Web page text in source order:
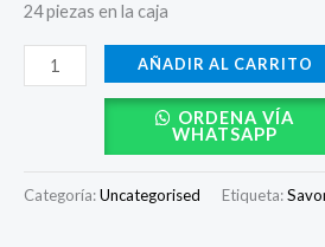
24 piezas en la caja
AÑADIR AL CARRITO
ORDENA VÍA
WHATSAPP
Categoría:Uncategorised Etiqueta: